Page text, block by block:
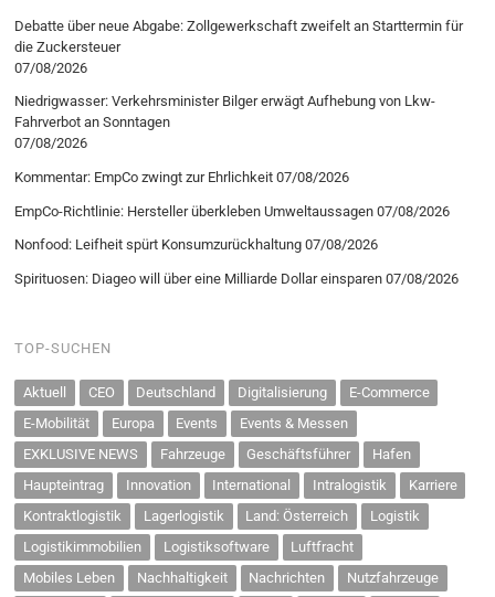
Debatte über neue Abgabe: Zollgewerkschaft zweifelt an Starttermin für
die Zuckersteuer
07/08/2026
Niedrigwasser: Verkehrsminister Bilger erwägt Aufhebung von Lkw-
Fahrverbot an Sonntagen
07/08/2026
Kommentar: EmpCo zwingt zur Ehrlichkeit 07/08/2026
EmpCo-Richtlinie: Hersteller überkleben Umweltaussagen 07/08/2026
Nonfood: Leifheit spürt Konsumzurückhaltung 07/08/2026
Spirituosen: Diageo will über eine Milliarde Dollar einsparen 07/08/2026
TOP-SUCHEN
Aktuell CEO Deutschland Digitalisierung
E-Commerce
E-Mobilität
Europa Events
Events & Messen
EXKLUSIVE NEWS
Fahrzeuge Geschäftsführer
Hafen
Haupteintrag
Innovation International Intralogistik
Karriere
Kontraktlogistik
Lagerlogistik Land: Österreich
Logistik
Logistikimmobilien
Logistiksoftware
Luftfracht
Mobiles Leben
Nachhaltigkeit Nachrichten
Nutzfahrzeuge